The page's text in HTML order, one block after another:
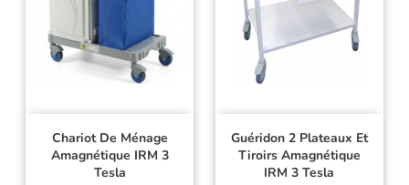
Chariot De Ménage
Amagnétique IRM 3
Tesla
Guéridon 2 Plateaux Et
Tiroirs Amagnétique
IRM 3 Tesla